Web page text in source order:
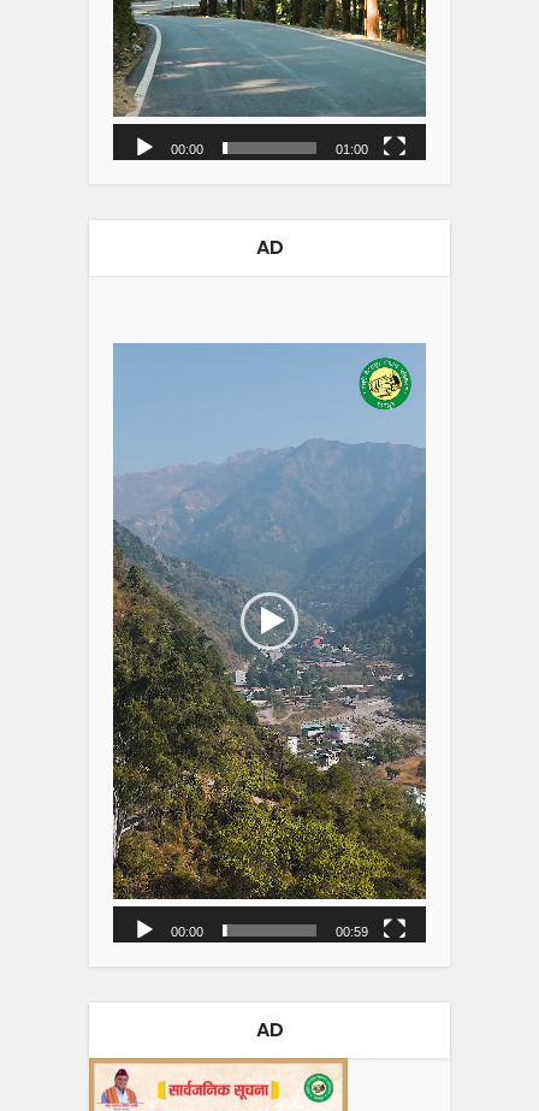
00:00 01:00
AD
00:00 00:59
AD